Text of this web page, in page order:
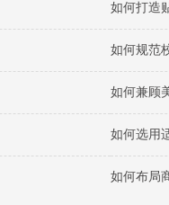
如何打造
如何规范
如何兼顾
如何选用
如何布局